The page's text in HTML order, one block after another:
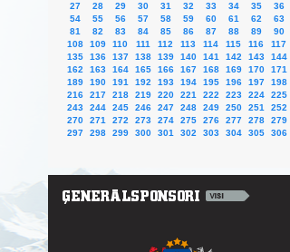
27
28 29 30 31 32 33 34 35 36
54
55 56 57 58 59 60 61 62 63
81
82 83 84 85 86 87 88 89 90
108
109 110 111 112 113 114 115 116 117
135
136 137 138 139 140 141 142 143 144
162
163 164 165 166 167 168 169 170 171
189
190 191 192 193 194 195 196 197 198
216
217 218 219 220 221 222 223 224 225
243
244 245 246 247 248 249 250 251 252
270
271 272 273 274 275 276 277 278 279
297
298 299 300 301 302 303 304 305 306